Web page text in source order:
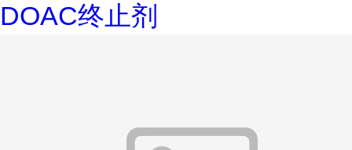
DOAC终止剂